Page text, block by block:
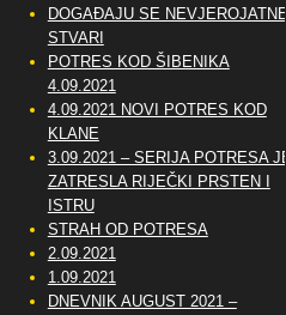
DOGAĐAJU SE NEVJEROJATNE
STVARI
POTRES KOD ŠIBENIKA
4.09.2021
4.09.2021 NOVI POTRES KOD
KLANE
3.09.2021 – SERIJA POTRESA JE
ZATRESLA RIJEČKI PRSTEN I
ISTRU
STRAH OD POTRESA
2.09.2021
1.09.2021
DNEVNIK AUGUST 2021 –